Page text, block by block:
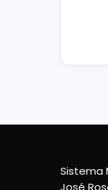
Sistema
José